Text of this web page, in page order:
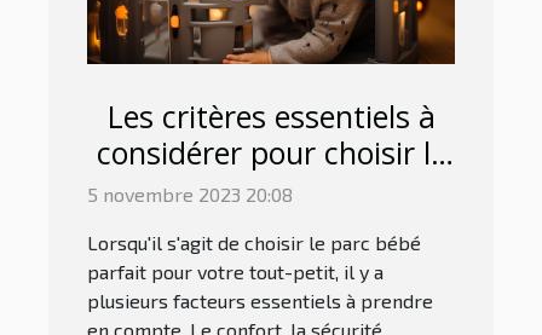
Les critères essentiels à
considérer pour choisir le
parc bébé parfait
5 novembre 2023 20:08
Lorsqu'il s'agit de choisir le parc bébé
parfait pour votre tout-petit, il y a
plusieurs facteurs essentiels à prendre
en compte. Le confort, la sécurité,